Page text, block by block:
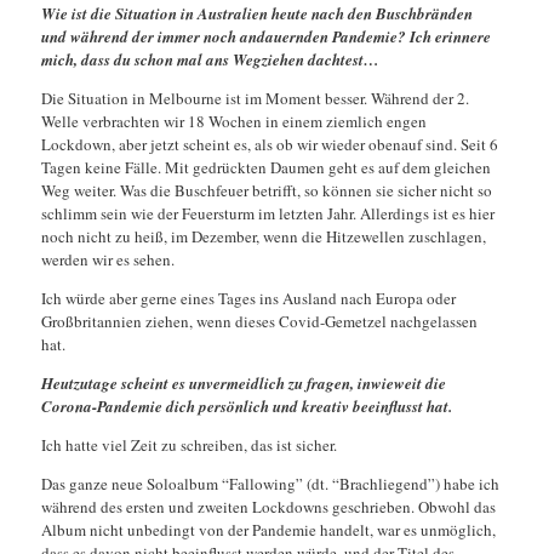
Wie ist die Situation in Australien heute nach den Buschbränden
und während der immer noch andauernden Pandemie? Ich erinnere
mich, dass du schon mal ans Wegziehen dachtest…
Die Situation in Melbourne ist im Moment besser. Während der 2.
Welle verbrachten wir 18 Wochen in einem ziemlich engen
Lockdown, aber jetzt scheint es, als ob wir wieder obenauf sind. Seit 6
Tagen keine Fälle. Mit gedrückten Daumen geht es auf dem gleichen
Weg weiter. Was die Buschfeuer betrifft, so können sie sicher nicht so
schlimm sein wie der Feuersturm im letzten Jahr. Allerdings ist es hier
noch nicht zu heiß, im Dezember, wenn die Hitzewellen zuschlagen,
werden wir es sehen.
Ich würde aber gerne eines Tages ins Ausland nach Europa oder
Großbritannien ziehen, wenn dieses Covid-Gemetzel nachgelassen
hat.
Heutzutage scheint es unvermeidlich zu fragen, inwieweit die
Corona-Pandemie dich persönlich und kreativ beeinflusst hat.
Ich hatte viel Zeit zu schreiben, das ist sicher.
Das ganze neue Soloalbum “Fallowing” (dt. “Brachliegend”) habe ich
während des ersten und zweiten Lockdowns geschrieben. Obwohl das
Album nicht unbedingt von der Pandemie handelt, war es unmöglich,